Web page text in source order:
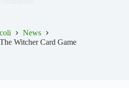
News
Witcher Card Game